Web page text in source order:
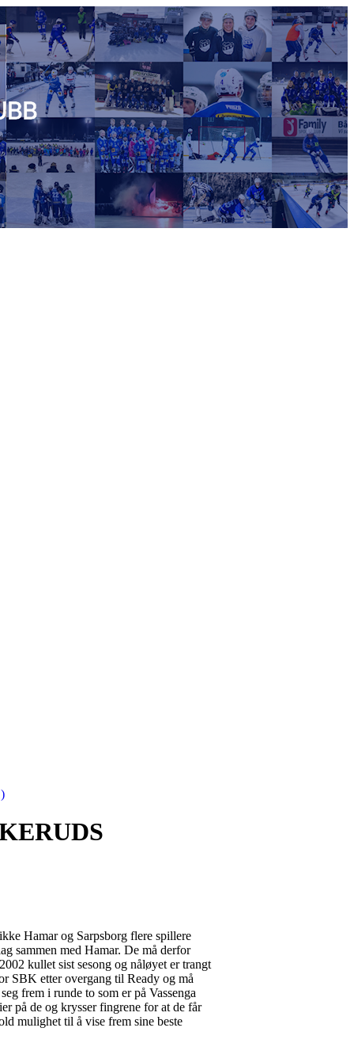
Hamar og Sarpsborg flere spillere
sammen med Hamar. De må derfor
kullet sist sesong og nåløyet er trangt
SBK etter overgang til Ready og må
frem i runde to som er på Vassenga
på de og krysser fingrene for at de får
mulighet til å vise frem sine beste